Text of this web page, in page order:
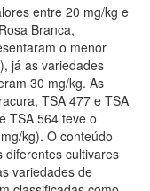
entre 20 mg/kg e
Branca,
o menor
já as variedades
30 mg/kg. As
TSA 477 e TSA
TSA 564 teve o
kg). O conteúdo
diferentes cultivares
variedades de